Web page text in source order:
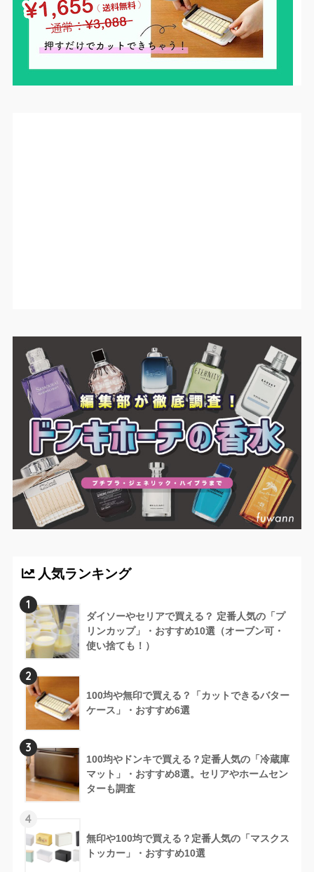
人気ランキング
1
ダイソーやセリアで買える？ 定番人気の「プ
リンカップ」・おすすめ10選（オーブン可・
使い捨ても！）
2
100均や無印で買える？「カットできるバター
ケース」・おすすめ6選
3
100均やドンキで買える？定番人気の「冷蔵庫
マット」・おすすめ8選。セリアやホームセン
ターも調査
4
無印や100均で買える？定番人気の「マスクス
トッカー」・おすすめ10選